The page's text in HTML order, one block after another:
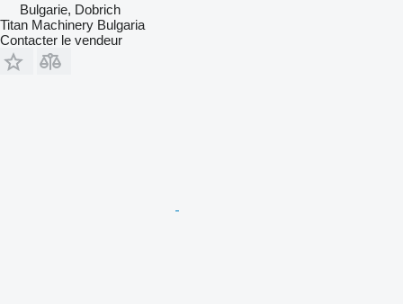
Bulgarie, Dobrich
Titan Machinery Bulgaria
Contacter le vendeur